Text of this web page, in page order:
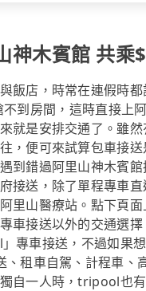
神木賓館 共
飯店，時常在連假時
到房間，這時直接上
就是安排交通了。雖
，便可來試算包車接
到錯過阿里山神木賓
接送，除了單程專車
里山醫療站。點下頁
車接送以外的交通選
專車接送，不過如果
、租車自駕、計程車、
自一人時，tripool也